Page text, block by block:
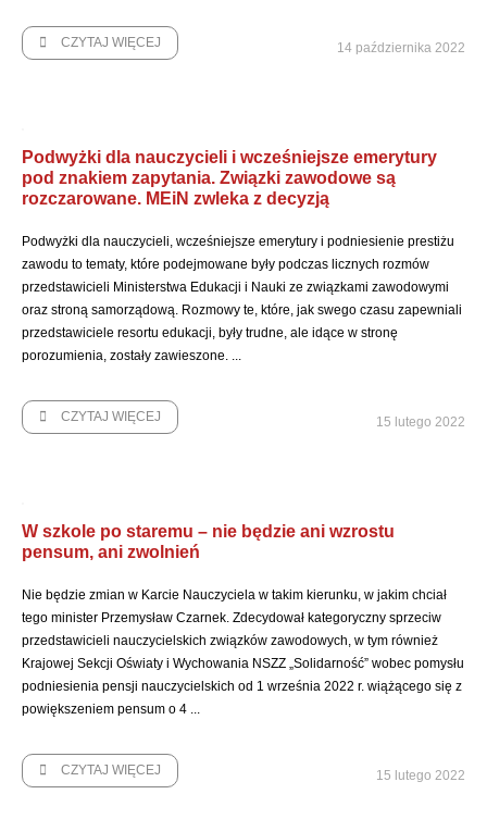
CZYTAJ WIĘCEJ 14 października 2022
Podwyżki dla nauczycieli i wcześniejsze emerytury
pod znakiem zapytania. Związki zawodowe są
rozczarowane. MEiN zwleka z decyzją
Podwyżki dla nauczycieli, wcześniejsze emerytury i podniesienie prestiżu
zawodu to tematy, które podejmowane były podczas licznych rozmów
przedstawicieli Ministerstwa Edukacji i Nauki ze związkami zawodowymi
oraz stroną samorządową. Rozmowy te, które, jak swego czasu zapewniali
przedstawiciele resortu edukacji, były trudne, ale idące w stronę
porozumienia, zostały zawieszone. ...
CZYTAJ WIĘCEJ 15 lutego 2022
W szkole po staremu – nie będzie ani wzrostu
pensum, ani zwolnień
Nie będzie zmian w Karcie Nauczyciela w takim kierunku, w jakim chciał
tego minister Przemysław Czarnek. Zdecydował kategoryczny sprzeciw
przedstawicieli nauczycielskich związków zawodowych, w tym również
Krajowej Sekcji Oświaty i Wychowania NSZZ „Solidarność” wobec pomysłu
podniesienia pensji nauczycielskich od 1 września 2022 r. wiążącego się z
powiększeniem pensum o 4 ...
CZYTAJ WIĘCEJ 15 lutego 2022